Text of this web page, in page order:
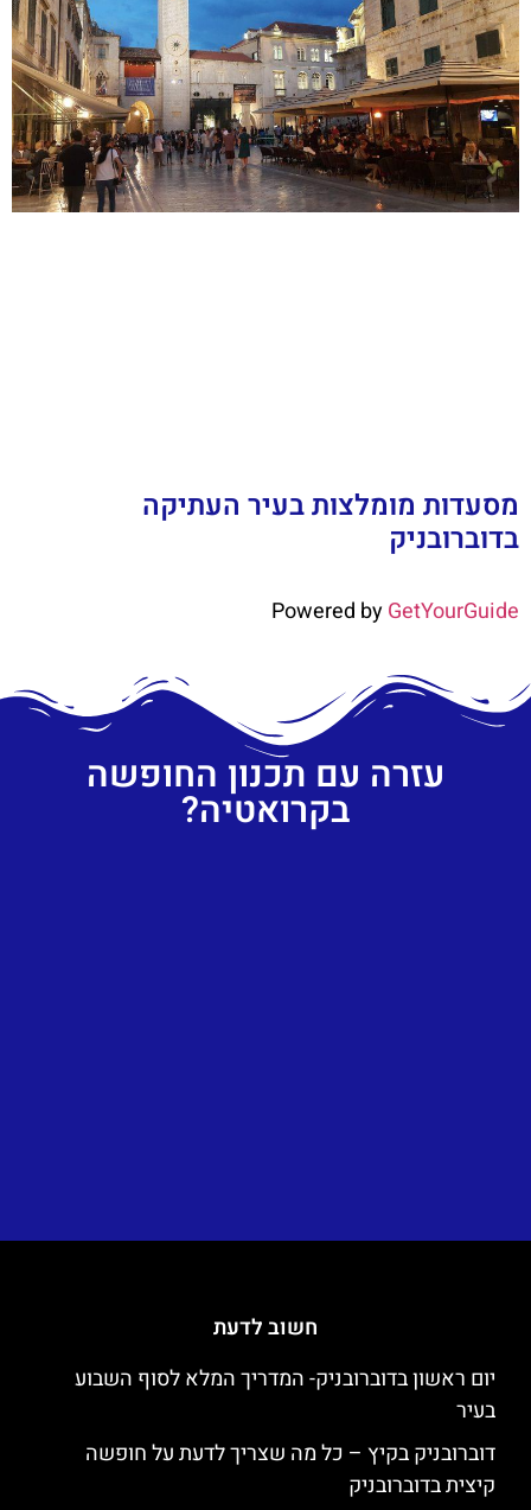
מסעדות מומלצות בעיר העתיקה
בדוברובניק
Powered byGetYourGuide
עזרה עם תכנון החופשה
בקרואטיה?
חשוב לדעת
יום ראשון בדוברובניק- המדריך המלא לסוף השבוע
בעיר
דוברובניק בקיץ – כל מה שצריך לדעת על חופשה
קיצית בדוברובניק